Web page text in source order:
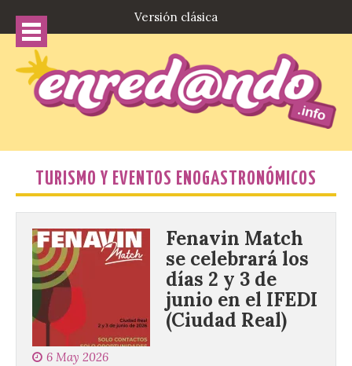
Versión clásica
TURISMO Y EVENTOS ENOGASTRONÓMICOS
Fenavin Match
se celebrará los
días 2 y 3 de
junio en el IFEDI
(Ciudad Real)
6 May 2026